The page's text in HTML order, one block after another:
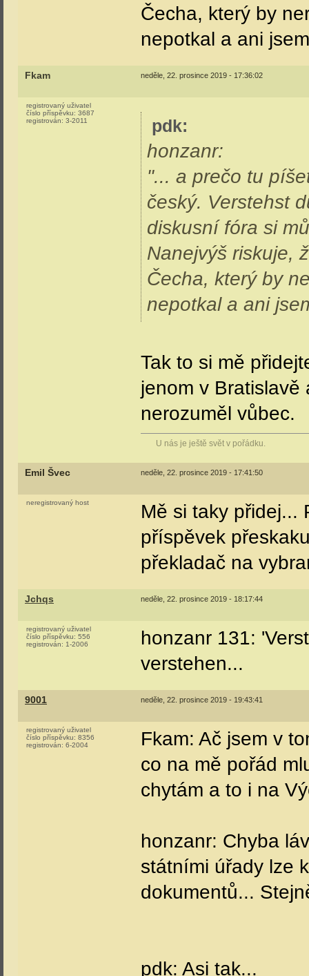
Čecha, který by
nepotkal a ani
Fkam neděle, 22. prosince 2019 - 17:36:02
registrovaný uživatel
číslo příspěvku: 3687
registrován: 3-2011 pdk:
honzanr:
"... a prečo tu
český. Verstehst
diskusní fóra si
Nanejvýš riskuje,
Čecha, který by
nepotkal a ani
Tak to si mě
jenom v Bratislavě
nerozuměl vůbec.
U nás je ještě svět v pořádku.
Emil Švec neděle, 22. prosince 2019 - 17:41:50
neregistrovaný host
Mě si taky přidej...
příspěvek
překladač na
Jchqs neděle, 22. prosince 2019 - 18:17:44
registrovaný uživatel
číslo příspěvku: 556
registrován: 1-2006
honzanr 131:
verstehen...
9001 neděle, 22. prosince 2019 - 19:43:41
registrovaný uživatel
číslo příspěvku: 8356
registrován: 6-2004
Fkam: Ač jsem v
co na mě pořád
chytám a to i na
honzanr: Chyba
státními úřady lze
dokumentů...
pdk: Asi tak...